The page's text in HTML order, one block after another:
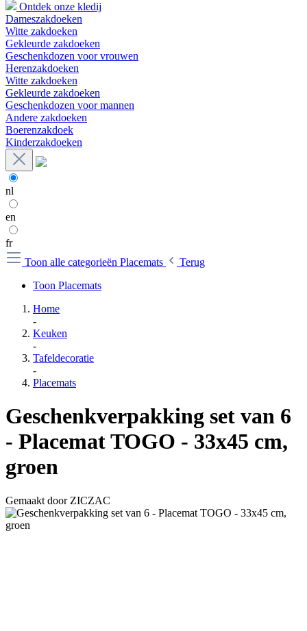
Ontdek onze kledij
Dameszakdoeken
Witte zakdoeken
Gekleurde zakdoeken
Geschenkdozen voor vrouwen
Herenzakdoeken
Witte zakdoeken
Gekleurde zakdoeken
Geschenkdozen voor mannen
Andere zakdoeken
Boerenzakdoek
Kinderzakdoeken
nl
en
fr
Toon alle categorieën Placemats
Terug
Toon Placemats
Home
-
Keuken
-
Tafeldecoratie
-
Placemats
Geschenkverpakking set van 6
- Placemat TOGO - 33x45 cm,
groen
Gemaakt door ZICZAC